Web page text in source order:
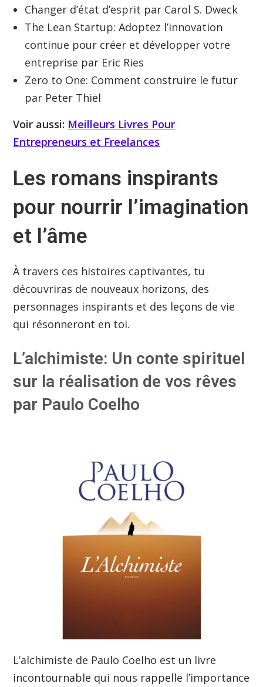
Changer d’état d’esprit par Carol S. Dweck
The Lean Startup: Adoptez l’innovation
continue pour créer et développer votre
entreprise par Eric Ries
Zero to One: Comment construire le futur
par Peter Thiel
Voir aussi: Meilleurs Livres Pour
Entrepreneurs et Freelances
Les romans inspirants
pour nourrir l’imagination
et l’âme
À travers ces histoires captivantes, tu
découvriras de nouveaux horizons, des
personnages inspirants et des leçons de vie
qui résonneront en toi.
L’alchimiste: Un conte spirituel
sur la réalisation de vos rêves
par Paulo Coelho
L’alchimiste de Paulo Coelho est un livre
incontournable qui nous rappelle l’importance